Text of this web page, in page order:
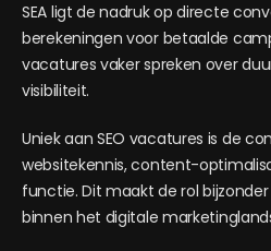
SEA ligt de nadruk op directe
berekeningen voor betaalde
vacatures vaker spreken over
visibiliteit.
Uniek aan SEO vacatures is de
websitekennis, content-
functie. Dit maakt de rol
binnen het digitale